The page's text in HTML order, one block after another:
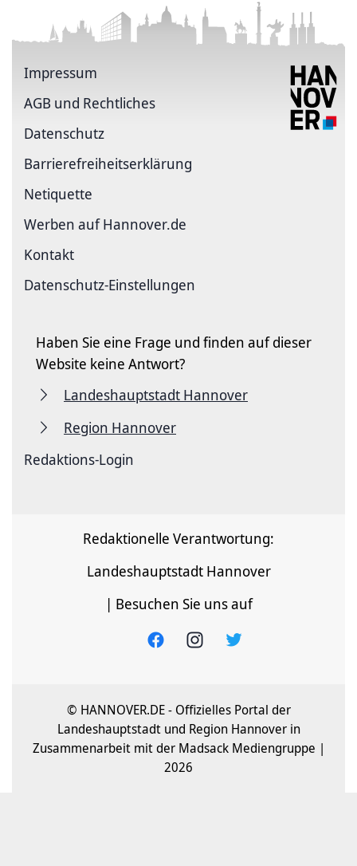
Impressum
AGB und Rechtliches
Datenschutz
Barriere­freiheits­erklärung
Netiquette
Werben auf Hannover.de
Kontakt
Datenschutz-Einstellungen
Haben Sie eine Frage und finden auf dieser
Website keine Antwort?
Landeshauptstadt Hannover
Region Hannover
Redaktions-Login
Redaktionelle Verantwortung:
Landeshauptstadt Hannover
| Besuchen Sie uns auf
© HANNOVER.DE - Offizielles Portal der
Landeshauptstadt und Region Hannover in
Zusammenarbeit mit der Madsack Mediengruppe |
2026